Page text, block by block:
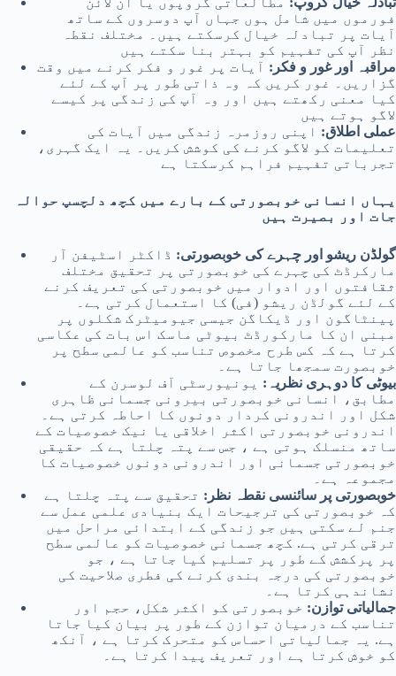
فورموں میں شامل ہوں جہاں آپ دوسروں کے ساتھ
آیات پر تبادلہ خیال کرسکتے ہیں۔ مختلف نقطہ
نظر آپ کی تفہیم کو بہتر بنا سکتے ہیں
مراقبہ اور غور و فکر: آیات پر غور و فکر کرنے میں وقت
گزاریں۔ غور کریں کہ وہ ذاتی طور پر آپ کے لئے
کیا معنی رکھتے ہیں اور وہ آپ کی زندگی پر کیسے
لاگو ہوتے ہیں
عملی اطلاق: اپنی روزمرہ زندگی میں آیات کی
تعلیمات کو لاگو کرنے کی کوشش کریں۔ یہ ایک گہری،
تجرباتی تفہیم فراہم کرسکتا ہے
یہاں انسانی خوبصورتی کے بارے میں کچھ دلچسپ حوالہ
جات اور بصیرت ہیں
گولڈن ریشو اور چہرے کی خوبصورتی: ڈاکٹر اسٹیفن آر
مارکرڈٹ کی چہرے کی خوبصورتی پر تحقیق مختلف
ثقافتوں اور ادوار میں خوبصورتی کی تعریف کرنے
کے لئے گولڈن ریشو (فی) کا استعمال کرتی ہے۔
پینٹاگون اور ڈیکاگن جیسی جیومیٹرک شکلوں پر
مبنی ان کا مارکورڈٹ بیوٹی ماسک اس بات کی عکاسی
کرتا ہے کہ کس طرح مخصوص تناسب کو عالمی سطح پر
خوبصورت سمجھا جاتا ہے۔
بیوٹی کا دوہری نظریہ: یونیورسٹی آف لوسرن کے
مطابق، انسانی خوبصورتی بیرونی جسمانی ظاہری
شکل اور اندرونی کردار دونوں کا احاطہ کرتی ہے۔
اندرونی خوبصورتی اکثر اخلاقی یا نیک خصوصیات کے
ساتھ منسلک ہوتی ہے ، جس سے پتہ چلتا ہے کہ حقیقی
خوبصورتی جسمانی اور اندرونی دونوں خصوصیات کا
مجموعہ ہے۔
خوبصورتی پر سائنسی نقطہ نظر: تحقیق سے پتہ چلتا ہے
کہ خوبصورتی کی ترجیحات ایک بنیادی علمی عمل سے
جنم لے سکتی ہیں جو زندگی کے ابتدائی مراحل میں
ترقی کرتی ہے. کچھ جسمانی خصوصیات کو عالمی سطح
پر پرکشش کے طور پر تسلیم کیا جاتا ہے ، جو
خوبصورتی کی درجہ بندی کرنے کی فطری صلاحیت کی
نشاندہی کرتا ہے۔
جمالیاتی توازن: خوبصورتی کو اکثر شکل، حجم اور
تناسب کے درمیان توازن کے طور پر بیان کیا جاتا
ہے. یہ جمالیاتی احساس کو متحرک کرتا ہے ، آنکھ
کو خوش کرتا ہے اور تعریف پیدا کرتا ہے۔